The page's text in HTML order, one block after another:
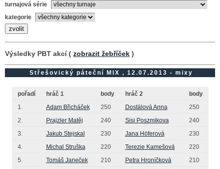
turnajová série
kategorie
Výsledky PBT akcí ( zobrazit žebříček )
Střešovický páteční MIX , 12.07.2013 - mixy
pořadí hráč 1 body hráč 2
body
1.
Adam Břicháček 250 Dostálová Anna
250
2.
Prajzler Matěj 240 Sisi Poszmikova
240
3.
Jakub Stejskal 230 Jana Höferová
230
4.
Michal Struška 220 Terezie Kamešová
220
5.
Tomáš Janeček 210 Petra Hroníčková
210